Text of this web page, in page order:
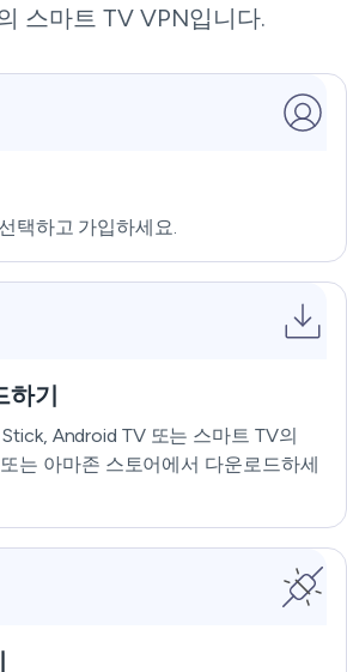
스마트 TV VPN입니다.
택하고 가입하세요.
하기
Android TV 또는 스마트 TV의
는 아마존 스토어에서 다운로드하세